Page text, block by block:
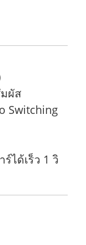
ผัส
Switching
ได้เร็ว 1 วิ